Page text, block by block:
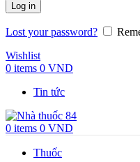
Log in
Lost your password?
Wishlist
0 items 0 VND
Tin tức
0 items 0 VND
Thuốc